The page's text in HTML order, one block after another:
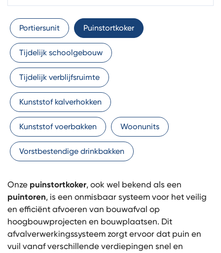
Portiersunit Puinstortkoker
Tijdelijk schoolgebouw
Tijdelijk verblijfsruimte
Kunststof kalverhokken
Kunststof voerbakken Woonunits
Vorstbestendige drinkbakken
Onze puinstortkoker, ook wel bekend als een
puintoren, is een onmisbaar systeem voor het veilig
en efficiënt afvoeren van bouwafval op
hoogbouwprojecten en bouwplaatsen. Dit
afvalverwerkingssysteem zorgt ervoor dat puin en
vuil vanaf verschillende verdiepingen snel en